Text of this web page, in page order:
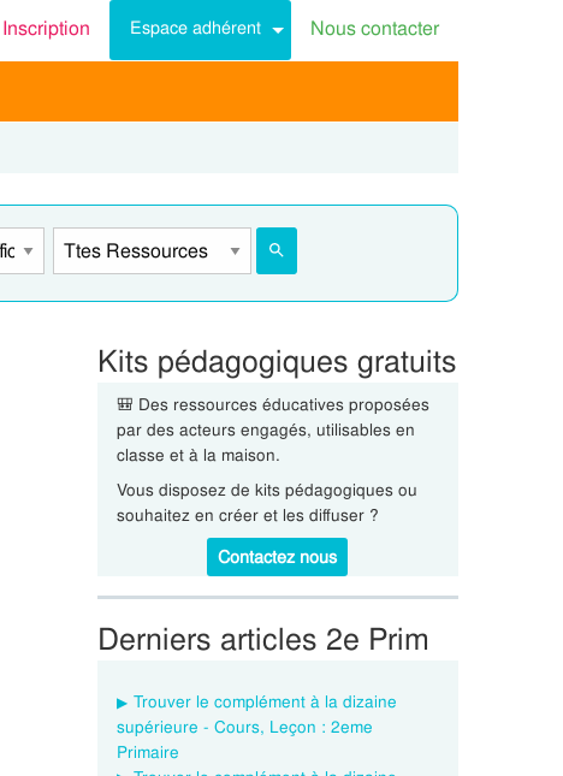
Inscription Espace adhérent Nous contacter
Kits pédagogiques gratuits
🎒 Des ressources éducatives proposées
par des acteurs engagés, utilisables en
classe et à la maison.
Vous disposez de kits pédagogiques ou
souhaitez en créer et les diffuser ?
Contactez nous
Derniers articles 2e Prim
Trouver le complément à la dizaine
supérieure - Cours, Leçon : 2eme
Primaire